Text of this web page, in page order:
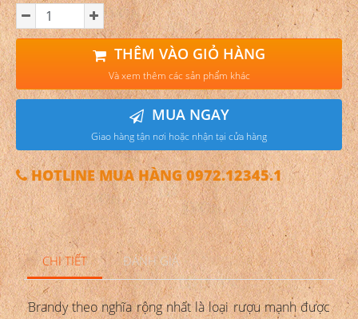
THÊM VÀO GIỎ HÀNG
Và xem thêm các sản phẩm khác
MUA NGAY
Giao hàng tận nơi hoặc nhận tại cửa hàng
HOTLINE MUA HÀNG 0972.12345.1
CHI TIẾT ĐÁNH GIÁ
Brandy theo nghĩa rộng nhất là loại rượu mạnh được